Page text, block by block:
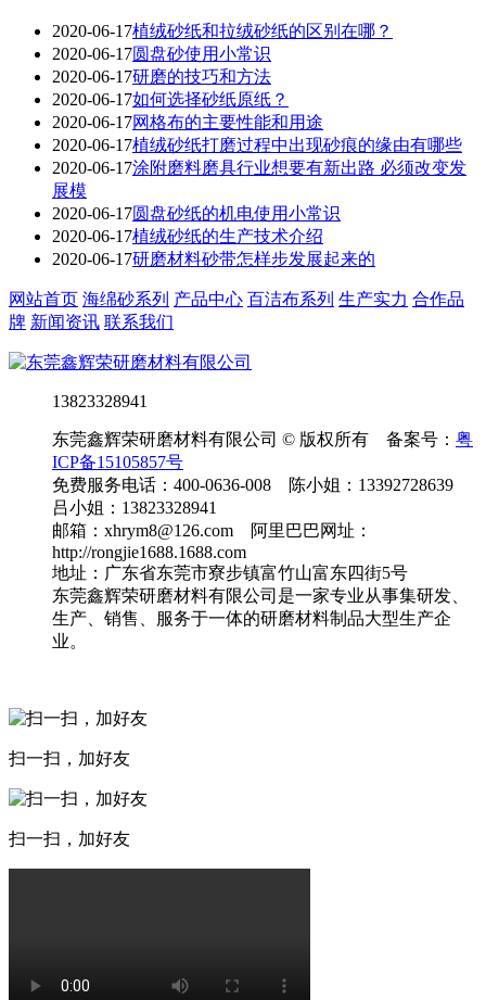
2020-06-17植绒砂纸和拉绒砂纸的区别在哪？
2020-06-17圆盘砂使用小常识
2020-06-17研磨的技巧和方法
2020-06-17如何选择砂纸原纸？
2020-06-17网格布的主要性能和用途
2020-06-17植绒砂纸打磨过程中出现砂痕的缘由有哪些
2020-06-17涂附磨料磨具行业想要有新出路 必须改变发
展模
2020-06-17圆盘砂纸的机电使用小常识
2020-06-17植绒砂纸的生产技术介绍
2020-06-17研磨材料砂带怎样步发展起来的
网站首页 海绵砂系列 产品中心 百洁布系列 生产实力 合作品
牌 新闻资讯 联系我们
13823328941
东莞鑫辉荣研磨材料有限公司 © 版权所有 备案号： 粤
ICP备15105857号
免费服务电话：400-0636-008 陈小姐：13392728639
吕小姐：13823328941
邮箱：xhrym8@126.com 阿里巴巴网址：
http://rongjie1688.1688.com
地址：广东省东莞市寮步镇富竹山富东四街5号
东莞鑫辉荣研磨材料有限公司是一家专业从事集研发、
生产、销售、服务于一体的研磨材料制品大型生产企
业。
扫一扫，加好友
扫一扫，加好友